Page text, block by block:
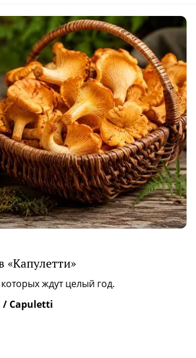
«Капулетти»
которых ждут целый год.
/ Capuletti